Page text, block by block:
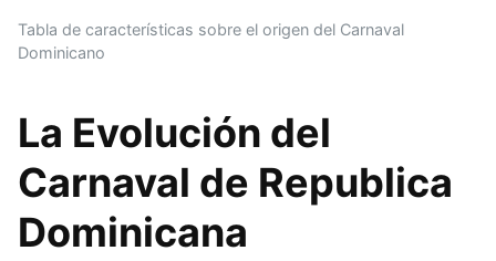
Tabla de características sobre el origen del Carnaval
Dominicano
La Evolución del
Carnaval de Republica
Dominicana